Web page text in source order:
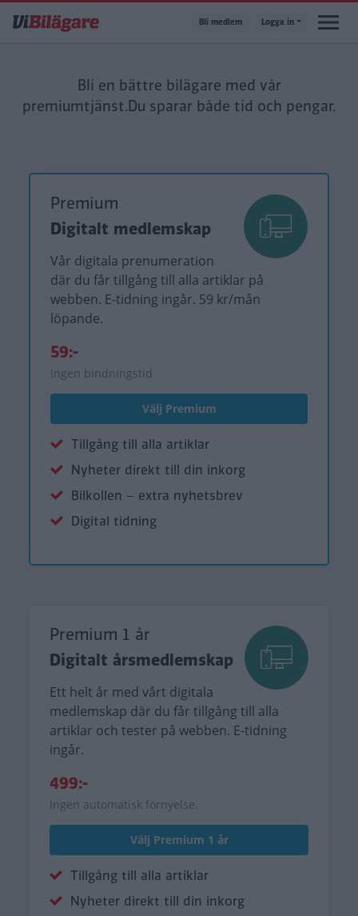
till
Bli medlem Logga in
Bli en bättre bilägare med vår
premiumtjänst.Du sparar både tid och pengar.
Premium
Digitalt medlemskap
Vår digitala prenumeration
där du får tillgång till alla artiklar på
webben. E-tidning ingår. 59 kr/mån
löpande.
59:-
Ingen bindningstid
Välj Premium
Tillgång till alla artiklar
Nyheter direkt till din inkorg
Bilkollen – extra nyhetsbrev
Digital tidning
Premium 1 år
Digitalt årsmedlemskap
Ett helt år med vårt digitala
medlemskap där du får tillgång till alla
artiklar och tester på webben. E-tidning
ingår.
499:-
Ingen automatisk förnyelse.
Välj Premium 1 år
Tillgång till alla artiklar
Nyheter direkt till din inkorg